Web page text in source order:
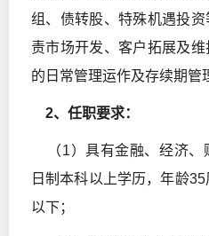
组、债转股、特殊机遇投
责市场开发、客户拓展及
的日常管理运作及存续期管
2、任职要求：
（1）具有金融、经济
日制本科以上学历，年龄
以下；